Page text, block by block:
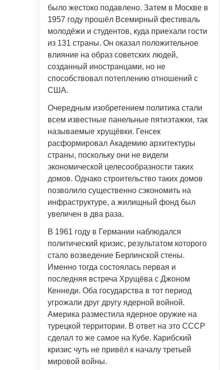
было жестоко подавлено. Затем в Москве в
1957 году прошёл Всемирный фестиваль
молодёжи и студентов, куда приехали гости
из 131 страны. Он оказал положительное
влияние на образ советских людей,
созданный иностранцами, но не
способствовал потеплению отношений с
США.
Очередным изобретением политика стали
всем известные панельные пятиэтажки, так
называемые хрущёвки. Генсек
расформировал Академию архитектуры
страны, поскольку они не видели
экономической целесообразности таких
домов. Однако строительство таких домов
позволило существенно сэкономить на
инфраструктуре, а жилищный фонд был
увеличен в два раза.
В 1961 году в Германии наблюдался
политический кризис, результатом которого
стало возведение Берлинской стены.
Именно тогда состоялась первая и
последняя встреча Хрущёва с Джоном
Кеннеди. Оба государства в тот период
угрожали друг другу ядерной войной.
Америка разместила ядерное оружие на
турецкой территории. В ответ на это СССР
сделал то же самое на Кубе. Карибский
кризис чуть не привёл к началу третьей
мировой войны.